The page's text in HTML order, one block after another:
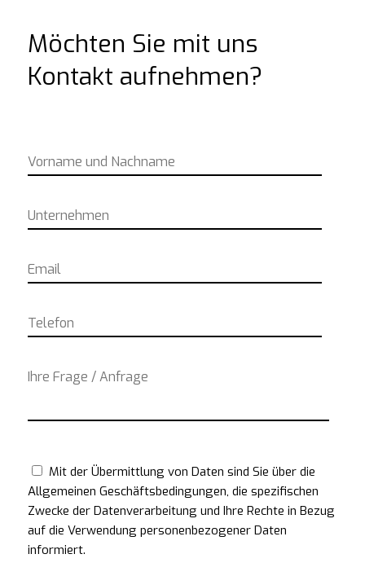
Möchten Sie mit uns
Kontakt aufnehmen?
Mit der Übermittlung von Daten sind Sie über die
Allgemeinen Geschäftsbedingungen, die spezifischen
Zwecke der Datenverarbeitung und Ihre Rechte in Bezug
auf die Verwendung personenbezogener Daten
informiert.